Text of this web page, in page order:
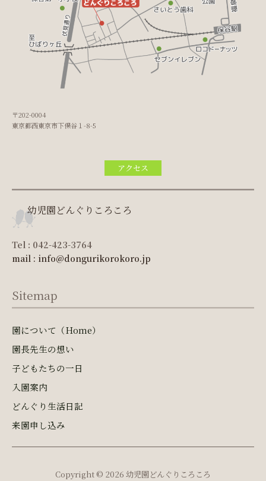
〒202-0004
東京都西東京市下保谷１-8-5
アクセス
幼児園どんぐりころころ
Tel : 042-423-3764
mail : info@dongurikorokoro.jp
Sitemap
園について（Home）
園長先生の想い
子どもたちの一日
入園案内
どんぐり生活日記
来園申し込み
Copyright © 2026 幼児園どんぐりころころ